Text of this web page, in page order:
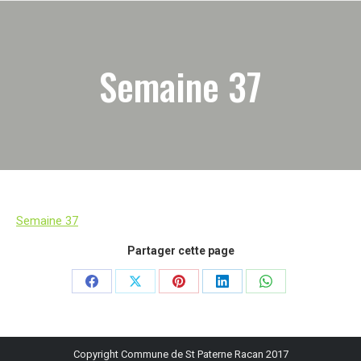
Semaine 37
Semaine 37
Partager cette page
Partager
Facebook
Partager
X
Partager
Pinterest
Partager
LinkedIn
Partager
WhatsApp
Copyright Commune de St Paterne Racan 2017